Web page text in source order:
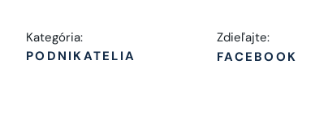
Kategória:
PODNIKATELIA
Zdieľajte:
FACEBOOK